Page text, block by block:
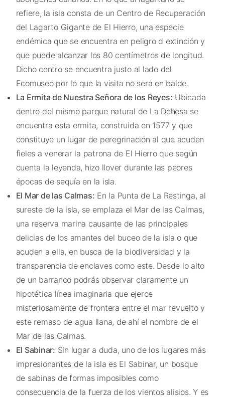
refiere, la isla consta de un Centro de Recuperación
del Lagarto Gigante de El Hierro, una especie
endémica que se encuentra en peligro d extinción y
que puede alcanzar los 80 centímetros de longitud.
Dicho centro se encuentra justo al lado del
Ecomuseo por lo que la visita no será en balde.
La Ermita de Nuestra Señora de los Reyes: Ubicada
dentro del mismo parque natural de La Dehesa se
encuentra esta ermita, construida en 1577 y que
constituye un lugar de peregrinación al que acuden
fieles a venerar la patrona de El Hierro que según
cuenta la leyenda, hizo llover durante las peores
épocas de sequía en la isla.
El Mar de las Calmas: En la Punta de La Restinga, al
sureste de la isla, se emplaza el Mar de las Calmas,
una reserva marina causante de las principales
delicias de los amantes del buceo de la isla o que
acuden a ella, en busca de la biodiversidad y la
transparencia de enclaves como este. Desde lo alto
de un barranco podrás observar claramente un
hipotética línea imaginaria que ejerce
misteriosamente de frontera entre el mar revuelto y
este remaso de agua llana, de ahí el nombre de el
Mar de las Calmas.
El Sabinar: Sin lugar a duda, uno de los lugares más
impresionantes de la isla es El Sabinar, un bosque
de sabinas de formas imposibles como
consecuencia de la fuerza de los vientos alisios. Y es